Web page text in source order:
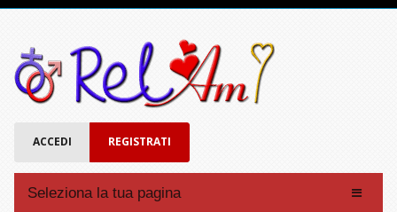
ACCEDI REGISTRATI
Seleziona la tua pagina